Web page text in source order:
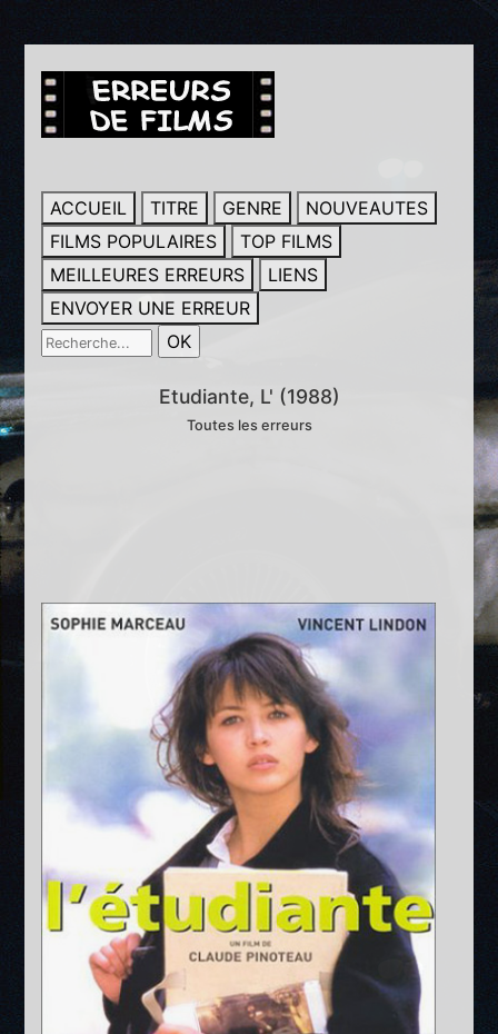
ACCUEIL TITRE GENRE
NOUVEAUTES
FILMS POPULAIRES
TOP FILMS
MEILLEURES ERREURS
LIENS
ENVOYER UNE ERREUR
Etudiante, L' (1988)
Toutes les erreurs